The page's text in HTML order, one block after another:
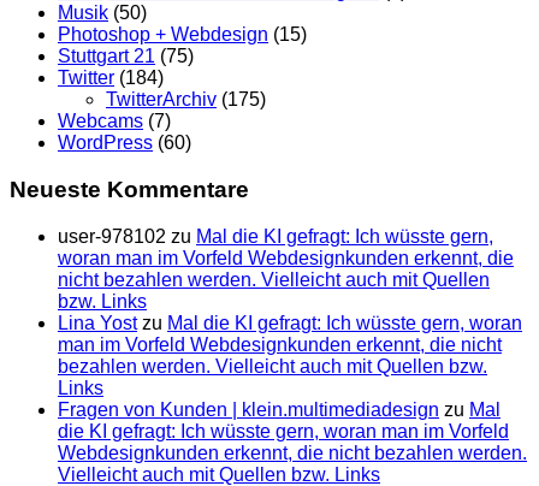
Musik (50)
Photoshop + Webdesign (15)
Stuttgart 21 (75)
Twitter (184)
TwitterArchiv (175)
Webcams (7)
WordPress (60)
Neueste Kommentare
user-978102 zu Mal die KI gefragt: Ich wüsste gern,
woran man im Vorfeld Webdesignkunden erkennt, die
nicht bezahlen werden. Vielleicht auch mit Quellen
bzw. Links
Lina Yostzu Mal die KI gefragt: Ich wüsste gern, woran
man im Vorfeld Webdesignkunden erkennt, die nicht
bezahlen werden. Vielleicht auch mit Quellen bzw.
Links
Fragen von Kunden | klein.multimedia­design zu Mal
die KI gefragt: Ich wüsste gern, woran man im Vorfeld
Webdesignkunden erkennt, die nicht bezahlen werden.
Vielleicht auch mit Quellen bzw. Links